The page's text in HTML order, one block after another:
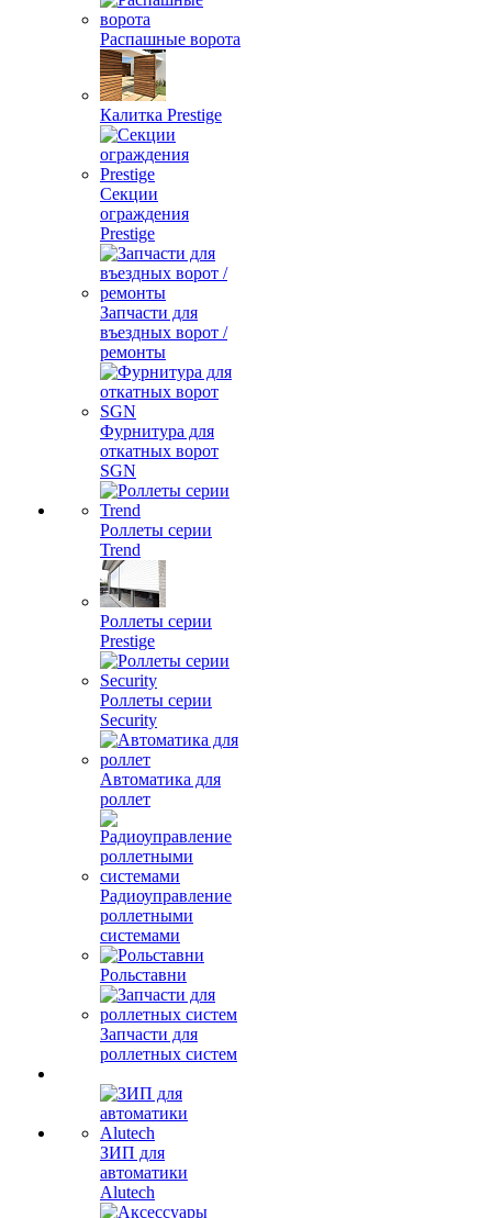
Распашные ворота
Калитка Prestige
Секции
ограждения
Prestige
Запчасти для
въездных ворот /
ремонты
Фурнитура для
откатных ворот
SGN
Роллеты серии
Trend
Роллеты серии
Prestige
Роллеты серии
Security
Автоматика для
роллет
Радиоуправление
роллетными
системами
Рольставни
Запчасти для
роллетных систем
ЗИП для
автоматики
Alutech